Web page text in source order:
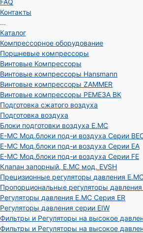
FAQ
Контакты
...
Каталог
Компрессорное оборудование
Поршневые компрессоры
Винтовые Компрессоры
Винтовые компрессоры Hansmann
Винтовые компрессоры ZAMMER
Винтовые компрессоры РЕМЕЗА ВК
Подготовка сжатого воздуха
Подготовка воздуха
Блоки подготовки воздуха E.MC
E-MC Мод.блоки под-и воздуха Серии
E-MC Мод.блоки под-и воздуха Серии EA
E-MC Мод.блоки под-и воздуха Серии FE
Клапан запорный, E.MC мод. EVSH
Прецизионные регуляторы давления
Пропорциональные регуляторы
Регуляторы давления E.MC Серия ER
Регуляторы давления серии EIW
Фильтры и Регуляторы на высокое
Фильтры и Регуляторы на высокое